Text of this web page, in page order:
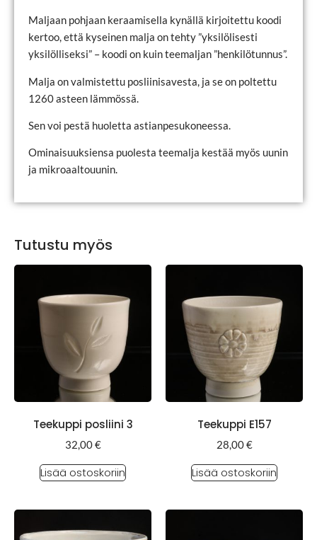
Tutustu myös
Teekuppi posliini 3
32,00€
Lisää ostoskoriin
Teekuppi E157
28,00€
Lisää ostoskoriin
Maljaan pohjaan keraamisella kynällä kirjoitettu koodi
kertoo, että kyseinen malja on tehty ”yksilölisesti
yksilölliseksi” – koodi on kuin teemaljan ”henkilötunnus”.
Malja on valmistettu posliinisavesta, ja se on poltettu
1260 asteen lämmössä.
Sen voi pestä huoletta astianpesukoneessa.
Ominaisuuksiensa puolesta teemalja kestää myös uunin
ja mikroaaltouunin.